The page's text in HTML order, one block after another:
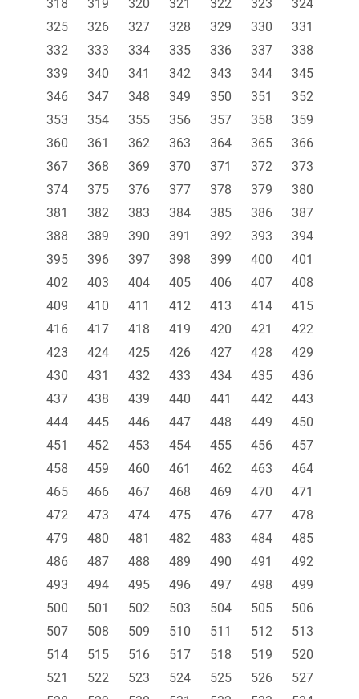
318
319 320 321 322 323
324
325
326 327 328 329 330
331
332
333 334 335 336 337
338
339
340 341 342 343 344
345
346
347 348 349 350 351
352
353
354 355 356 357 358
359
360
361 362 363 364 365
366
367
368 369 370 371 372
373
374
375 376 377 378 379
380
381
382 383 384 385 386
387
388
389 390 391 392 393
394
395
396 397 398 399 400
401
402
403 404 405 406 407
408
409
410 411 412 413 414
415
416
417 418 419 420 421
422
423
424 425 426 427 428
429
430
431 432 433 434 435
436
437
438 439 440 441 442
443
444
445 446 447 448 449
450
451
452 453 454 455 456
457
458
459 460 461 462 463
464
465
466 467 468 469 470
471
472
473 474 475 476 477
478
479
480 481 482 483 484
485
486
487 488 489 490 491
492
493
494 495 496 497 498
499
500
501 502 503 504 505
506
507
508 509 510 511 512
513
514
515 516 517 518 519
520
521
522 523 524 525 526
527